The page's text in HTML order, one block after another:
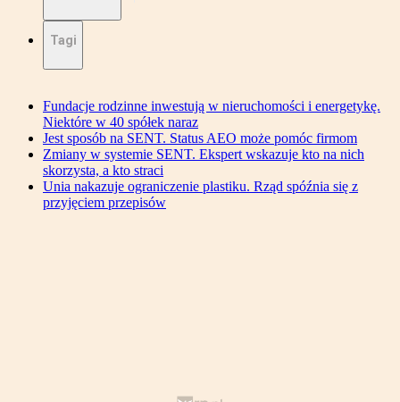
Tagi
Fundacje rodzinne inwestują w nieruchomości i energetykę.
Niektóre w 40 spółek naraz
Jest sposób na SENT. Status AEO może pomóc firmom
Zmiany w systemie SENT. Ekspert wskazuje kto na nich
skorzysta, a kto straci
Unia nakazuje ograniczenie plastiku. Rząd spóźnia się z
przyjęciem przepisów